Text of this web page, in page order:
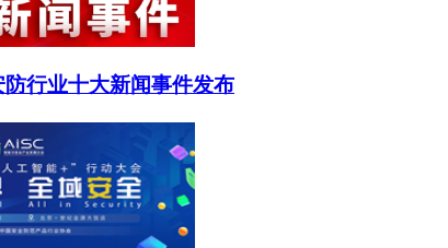
行业十大新闻事件发布